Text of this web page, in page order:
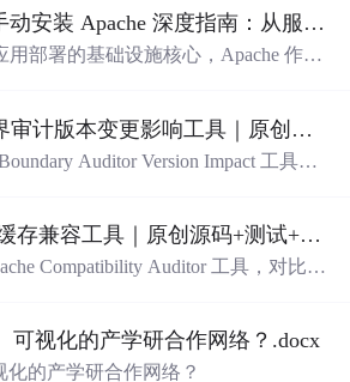
Ubuntu 20.04 手动安装 Apache 深度指南：从服务启动到生产就绪
用部署的基础设施核心，Apache 作为
加载（sites-available/enabled、mods-en
DocumentRoot 所有权与 www-data
Next.js渲染边界审计版本变更影响工具｜原创源码+测试+离线报告
Auditor Version Impact 工具，
结果结构和风险项，识别变更影响。
、3 项自动化测试、可复现合成示
行时零第三方依赖，不包含热点产品
、官方截图、论文、生产日志或其
Flash模型版本缓存兼容工具｜原创源码+测试+离线报告
Compatibility Auditor 工具，对比两
HTML/JSON/SVG 报告、1080×720
、运行说明、功能清单、MIT
可视化的产学研合作网络？.docx
的产学研合作网络？